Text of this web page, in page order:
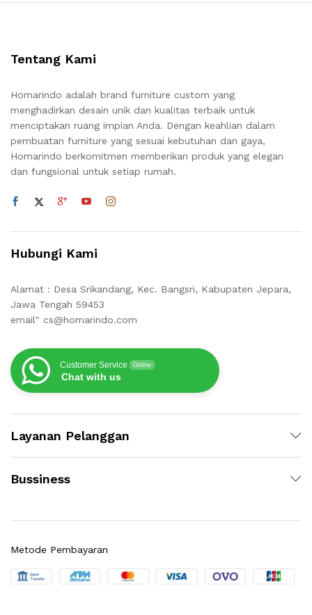
Tentang Kami
Homarindo adalah brand furniture custom yang
menghadirkan desain unik dan kualitas terbaik untuk
menciptakan ruang impian Anda. Dengan keahlian dalam
pembuatan furniture yang sesuai kebutuhan dan gaya,
Homarindo berkomitmen memberikan produk yang elegan
dan fungsional untuk setiap rumah.
Hubungi Kami
Alamat : Desa Srikandang, Kec. Bangsri, Kabupaten Jepara,
Jawa Tengah 59453
email" cs@homarindo.com
Customer Service Online
Chat with us
Layanan Pelanggan
Bussiness
Metode Pembayaran